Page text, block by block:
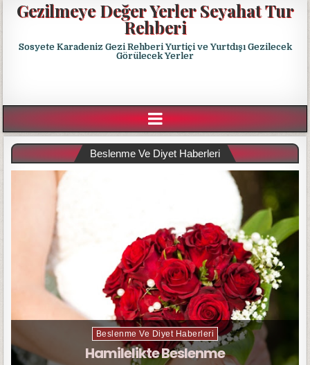
Gezilmeye Değer Yerler Seyahat Tur
Rehberi
Sosyete Karadeniz Gezi Rehberi Yurtiçi ve Yurtdışı Gezilecek
Görülecek Yerler
Beslenme Ve Diyet Haberleri
Beslenme Ve Diyet Haberleri
Hamilelikte Beslenme